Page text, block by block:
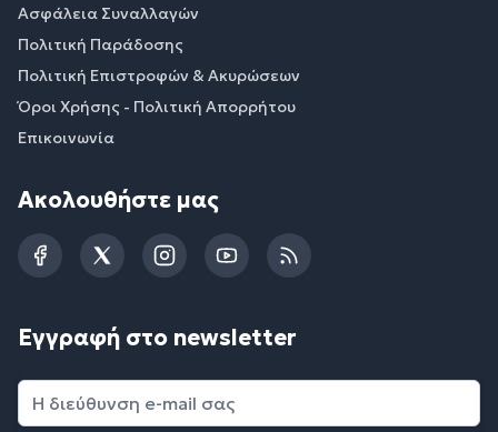
Ασφάλεια Συναλλαγών
Πολιτική Παράδοσης
Πολιτική Επιστροφών & Ακυρώσεων
Όροι Χρήσης - Πολιτική Απορρήτου
Επικοινωνία
Ακολουθήστε μας
FacebookTwitterInstagramYouTubeRSS
Εγγραφή στο newsletter